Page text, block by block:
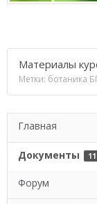
Материалы
Метки: ботаника
Главная
Документы 11
Форум